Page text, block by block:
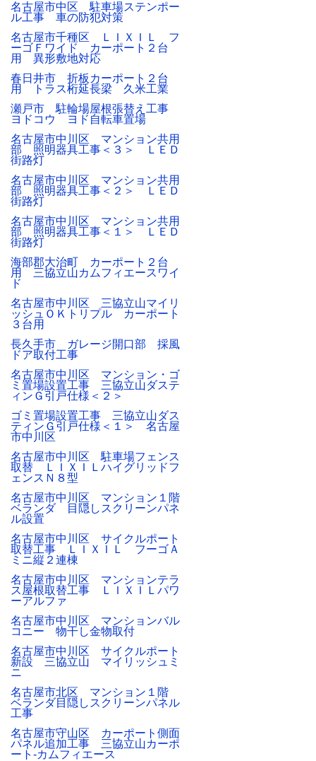
名古屋市中区 駐車場ステンポー
ル工事 車の防犯対策
名古屋市千種区 ＬＩＸＩＬ フ
ーゴＦワイド カーポート２台
用 異形敷地対応
春日井市 折板カーポート２台
用 トラス桁延長梁 久米工業
瀬戸市 駐輪場屋根張替え工事
ヨドコウ ヨド自転車置場
名古屋市中川区 マンション共用
部 照明器具工事＜３＞ ＬＥＤ
街路灯
名古屋市中川区 マンション共用
部 照明器具工事＜２＞ ＬＥＤ
街路灯
名古屋市中川区 マンション共用
部 照明器具工事＜１＞ ＬＥＤ
街路灯
海部郡大治町 カーポート２台
用 三協立山カムフィエースワイ
ド
名古屋市中川区 三協立山マイリ
ッシュＯＫトリプル カーポート
３台用
長久手市 ガレージ開口部 採風
ドア取付工事
名古屋市中川区 マンション・ゴ
ミ置場設置工事 三協立山ダステ
ィンＧ引戸仕様＜２＞
ゴミ置場設置工事 三協立山ダス
ティンＧ引戸仕様＜１＞ 名古屋
市中川区
名古屋市中川区 駐車場フェンス
取替 ＬＩＸＩＬハイグリッドフ
ェンスＮ８型
名古屋市中川区 マンション１階
ベランダ 目隠しスクリーンパネ
ル設置
名古屋市中川区 サイクルポート
取替工事 ＬＩＸＩＬ フーゴＡ
ミニ縦２連棟
名古屋市中川区 マンションテラ
ス屋根取替工事 ＬＩＸＩＬパワ
ーアルファ
名古屋市中川区 マンションバル
コニー 物干し金物取付
名古屋市中川区 サイクルポート
新設 三協立山 マイリッシュミ
ニ
名古屋市北区 マンション１階
ベランダ目隠しスクリーンパネル
工事
名古屋市守山区 カーポート側面
パネル追加工事 三協立山カーポ
ート-カムフィエース